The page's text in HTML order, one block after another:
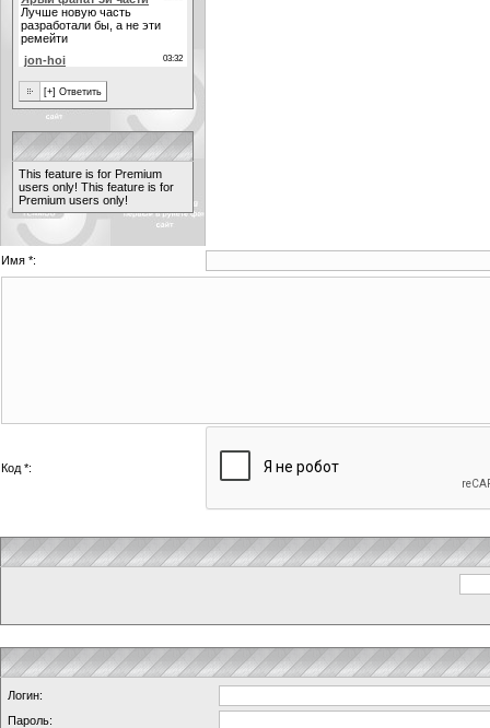
This feature is for Premium
users only! This feature is for
Premium users only!
Имя *:
Код *:
Логин:
Пароль: